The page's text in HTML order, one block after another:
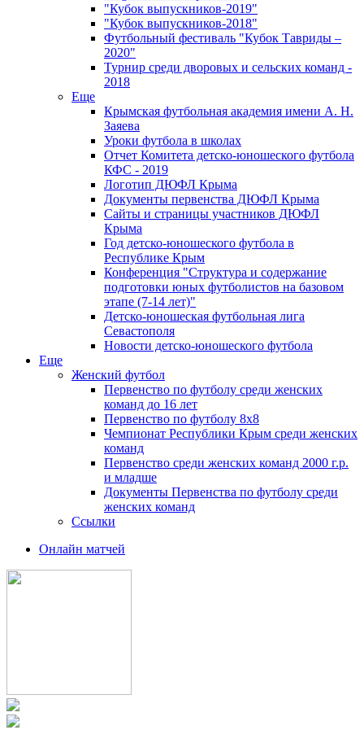
"Кубок выпускников-2019"
"Кубок выпускников-2018"
Футбольный фестиваль "Кубок Тавриды –
2020"
Турнир среди дворовых и сельских команд -
2018
Еще
Крымская футбольная академия имени А. Н.
Заяева
Уроки футбола в школах
Отчет Комитета детско-юношеского футбола
КФС - 2019
Логотип ДЮФЛ Крыма
Документы первенства ДЮФЛ Крыма
Сайты и страницы участников ДЮФЛ
Крыма
Год детско-юношеского футбола в
Республике Крым
Конференция "Структура и содержание
подготовки юных футболистов на базовом
этапе (7-14 лет)"
Детско-юношеская футбольная лига
Севастополя
Новости детско-юношеского футбола
Еще
Женский футбол
Первенство по футболу среди женских
команд до 16 лет
Первенство по футболу 8х8
Чемпионат Республики Крым среди женских
команд
Первенство среди женских команд 2000 г.р.
и младше
Документы Первенства по футболу среди
женских команд
Ссылки
Онлайн матчей